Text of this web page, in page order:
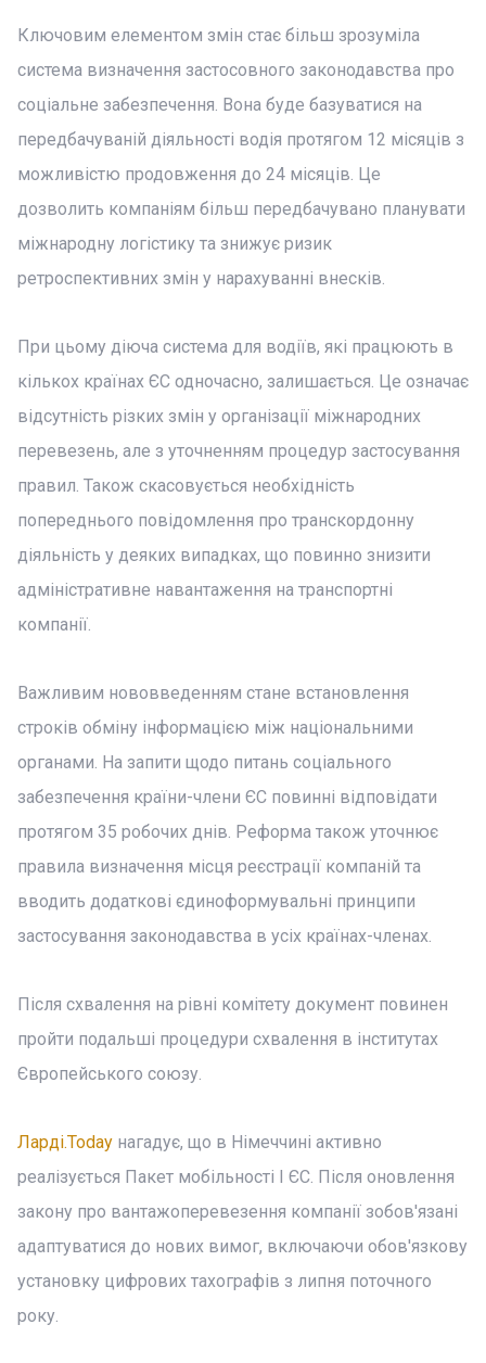
Ключовим елементом змін стає більш зрозуміла
система визначення застосовного законодавства про
соціальне забезпечення. Вона буде базуватися на
передбачуваній діяльності водія протягом 12 місяців з
можливістю продовження до 24 місяців. Це
дозволить компаніям більш передбачувано планувати
міжнародну логістику та знижує ризик
ретроспективних змін у нарахуванні внесків.
При цьому діюча система для водіїв, які працюють в
кількох країнах ЄС одночасно, залишається. Це означає
відсутність різких змін у організації міжнародних
перевезень, але з уточненням процедур застосування
правил. Також скасовується необхідність
попереднього повідомлення про транскордонну
діяльність у деяких випадках, що повинно знизити
адміністративне навантаження на транспортні
компанії.
Важливим нововведенням стане встановлення
строків обміну інформацією між національними
органами. На запити щодо питань соціального
забезпечення країни-члени ЄС повинні відповідати
протягом 35 робочих днів. Реформа також уточнює
правила визначення місця реєстрації компаній та
вводить додаткові єдиноформувальні принципи
застосування законодавства в усіх країнах-членах.
Після схвалення на рівні комітету документ повинен
пройти подальші процедури схвалення в інститутах
Європейського союзу.
Ларді.Today нагадує, що в Німеччині активно
реалізується Пакет мобільності I ЄС. Після оновлення
закону про вантажоперевезення компанії зобов'язані
адаптуватися до нових вимог, включаючи обов'язкову
установку цифрових тахографів з липня поточного
року.